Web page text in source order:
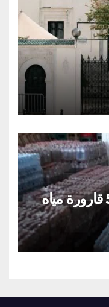
نابل: حجز أكثر من 5000 قارورة مياه